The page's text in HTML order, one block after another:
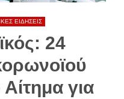
ΕΙΔΗΣΕΙΣ
24
για